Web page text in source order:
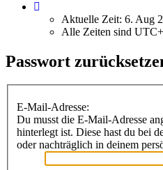
Aktuelle Zeit: 6. Aug
Alle Zeiten sind
Passwort
E-Mail-Adresse:
Du musst die E-Mail-Adresse
hinterlegt ist. Diese hast du bei
oder nachträglich in deinem